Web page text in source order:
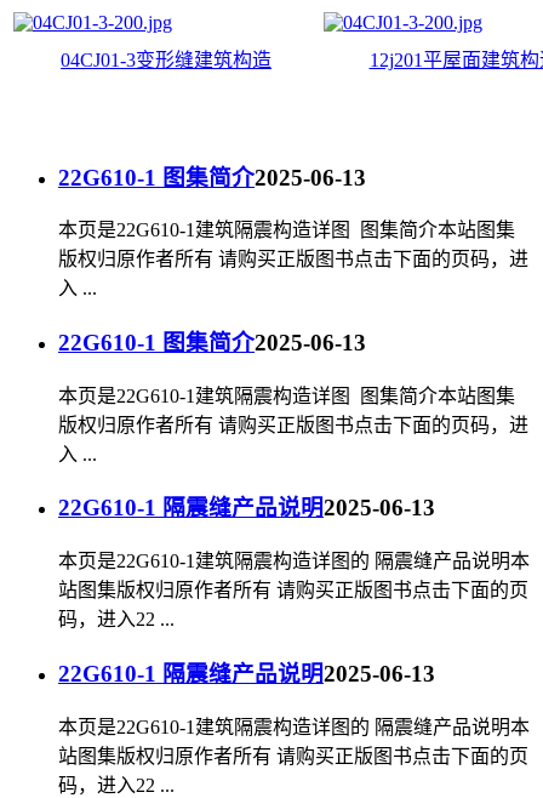
04CJ01-3变形缝建筑构造 12j201平屋面建筑构
22G610-1 图集简介2025-06-13
本页是22G610-1建筑隔震构造详图 图集简介本站图集
版权归原作者所有 请购买正版图书点击下面的页码，进
入 ...
22G610-1 图集简介2025-06-13
本页是22G610-1建筑隔震构造详图 图集简介本站图集
版权归原作者所有 请购买正版图书点击下面的页码，进
入 ...
22G610-1 隔震缝产品说明2025-06-13
本页是22G610-1建筑隔震构造详图的 隔震缝产品说明本
站图集版权归原作者所有 请购买正版图书点击下面的页
码，进入22 ...
22G610-1 隔震缝产品说明2025-06-13
本页是22G610-1建筑隔震构造详图的 隔震缝产品说明本
站图集版权归原作者所有 请购买正版图书点击下面的页
码，进入22 ...